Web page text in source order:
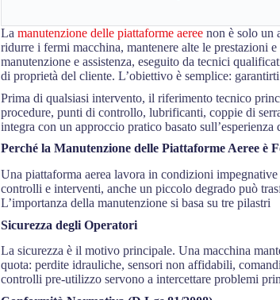
La manutenzione delle piattaforme aeree non è solo un
ridurre i fermi macchina, mantenere alte le prestazioni
manutenzione e assistenza, eseguito da tecnici
di proprietà del cliente. L’obiettivo è semplice:
Prima di qualsiasi intervento, il riferimento tecnico
procedure, punti di controllo, lubrificanti, coppie di
integra con un approccio pratico basato
Perché la Manutenzione delle Piattaforme Aeree è
Una piattaforma aerea lavora in condizioni
controlli e interventi, anche un piccolo degrado può
L’importanza della manutenzione si basa su tre pilastri
Sicurezza degli Operatori
La sicurezza è il motivo principale. Una macchina
quota: perdite idrauliche, sensori non affidabili,
controlli pre-utilizzo servono a intercettare problemi